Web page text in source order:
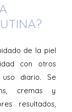
de la piel
con otros
diario. Se
cremas y
resultados,